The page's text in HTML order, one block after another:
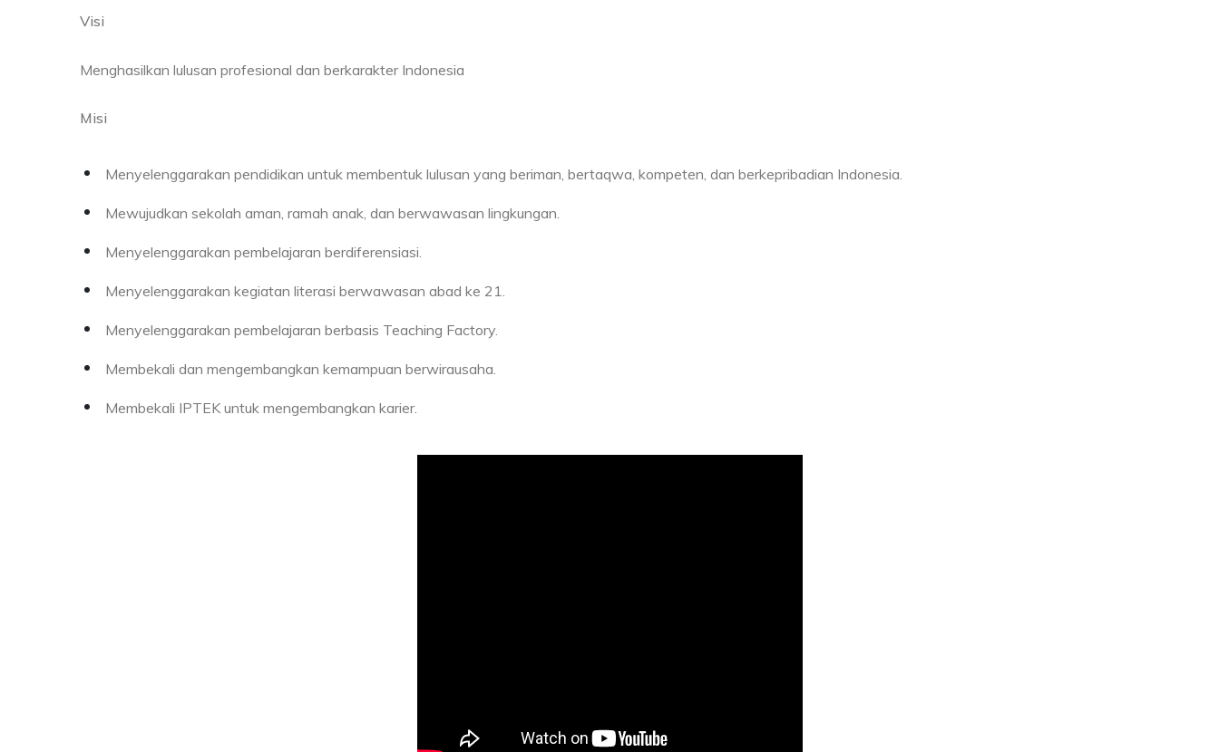
Visi
Menghasilkan lulusan profesional dan berkarakter Indonesia
Misi
Menyelenggarakan pendidikan untuk membentuk lulusan yang beriman, bertaqwa, kompeten, dan berkepribadian Indonesia.
Mewujudkan sekolah aman, ramah anak, dan berwawasan lingkungan.
Menyelenggarakan pembelajaran berdiferensiasi.
Menyelenggarakan kegiatan literasi berwawasan abad ke 21.
Menyelenggarakan pembelajaran berbasis Teaching Factory.
Membekali dan mengembangkan kemampuan berwirausaha.
Membekali IPTEK untuk mengembangkan karier.